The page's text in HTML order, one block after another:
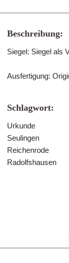
Beschreibung:
Siegel: Siegel als
Ausfertigung:
Schlagwort:
Urkunde
Seulingen
Reichenrode
Radolfshausen